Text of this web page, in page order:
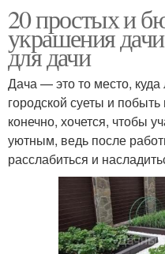
20 простых и
украшения
для дачи
Дача — это то место, куда
городской суеты и
конечно, хочется, чтобы
уютным, ведь после
расслабиться и